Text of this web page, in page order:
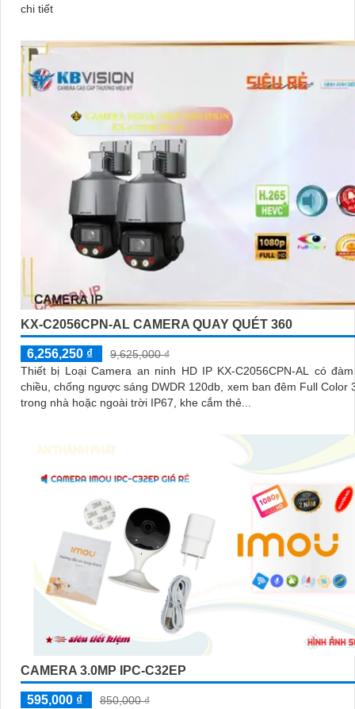
chi tiết
KX-C2056CPN-AL CAMERA QUAY QUÉT 360
6,256,250 ₫
9,625,000 ₫
Thiết bị Loại Camera an ninh HD IP KX-C2056CPN-AL có
chiều, chống ngược sáng DWDR 120db, xem ban đêm Full Color
trong nhà hoặc ngoài trời IP67, khe cắm thẻ...
CAMERA 3.0MP IPC-C32EP
595,000 ₫
850,000 ₫